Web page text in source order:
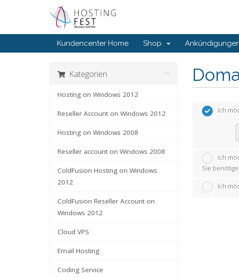
Kundencenter Home Shop
Kategorien
Hosting on Windows 2012
Reseller Account on Windows 2012
Hosting on Windows 2008
Reseller account on Windows 2008
ColdFusion Hosting on Windows
2012
ColdFusion Reseller Account on
Windows 2012
Cloud VPS
Email Hosting
Coding Service
Ich
Ich
Sie
Ich